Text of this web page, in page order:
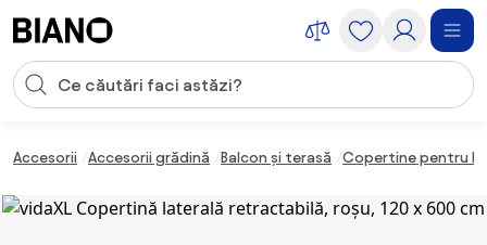
Introducerea căutării
Accesorii Accesorii grădină Balcon și terasă Copertine pentru